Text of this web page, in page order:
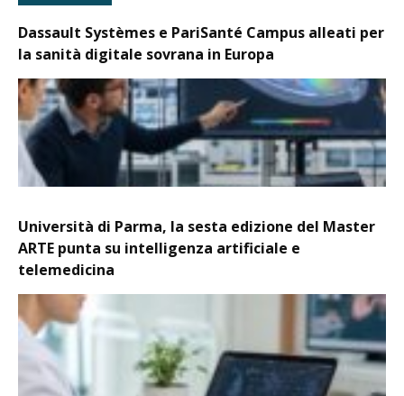
Dassault Systèmes e PariSanté Campus alleati per
la sanità digitale sovrana in Europa
Università di Parma, la sesta edizione del Master
ARTE punta su intelligenza artificiale e
telemedicina